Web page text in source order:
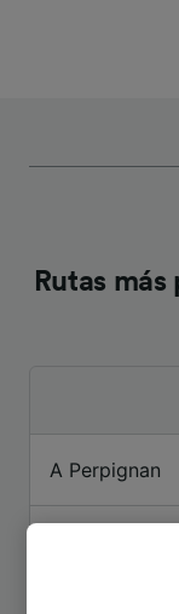
Rutas
A Perpignan